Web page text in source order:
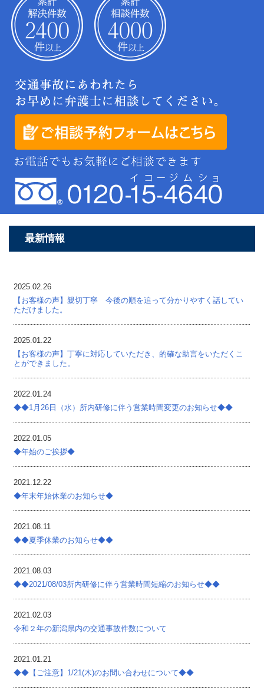
最新情報
2025.02.26
【お客様の声】親切丁寧 今後の順を追って分かりやすく話してい
ただけました。
2025.01.22
【お客様の声】丁寧に対応していただき、的確な助言をいただくこ
とができました。
2022.01.24
◆◆1月26日（水）所内研修に伴う営業時間変更のお知らせ◆◆
2022.01.05
◆年始のご挨拶◆
2021.12.22
◆年末年始休業のお知らせ◆
2021.08.11
◆◆夏季休業のお知らせ◆◆
2021.08.03
◆◆2021/08/03所内研修に伴う営業時間短縮のお知らせ◆◆​
2021.02.03
令和２年の新潟県内の交通事故件数について
2021.01.21
◆◆【ご注意】1/21(木)のお問い合わせについて◆◆